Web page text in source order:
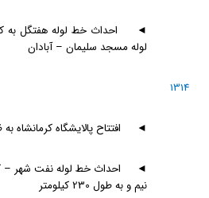
◄ احداث خط لوله هفتگل به
لوله مسجد سليمان – آبادان
1314
◄ افتتاح پالايشگاه كرمانشاه
◄
نيم و به طول 230 كيلومتر